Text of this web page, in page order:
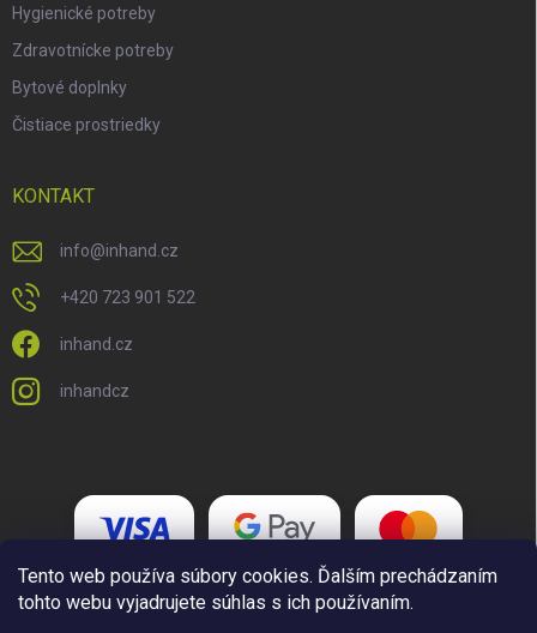
Tento web používa súbory cookies. Ďalším prechádzaním
tohto webu vyjadrujete súhlas s ich používaním.
Hygienické potreby
Zdravotnícke potreby
Bytové doplnky
Čistiace prostriedky
KONTAKT
info@inhand.cz
+420 723 901 522
inhand.cz
inhandcz